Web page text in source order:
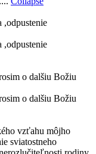
,odpustenie
,odpustenie
o dalšiu Božiu
o dalšiu Božiu
vzťahu môjho
sviatostneho